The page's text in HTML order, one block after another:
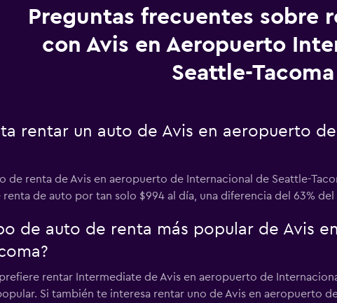
Preguntas frecuentes sobre
con Avis en Aeropuerto
Seattle-Tacoma
rentar un auto de Avis en aeropuerto
de renta de Avis en aeropuerto de Internacional de Seattle-
de auto por tan solo $994 al día, una diferencia del 63%
de auto de renta más popular de Avis
prefiere rentar Intermediate de Avis en aeropuerto de
Si también te interesa rentar uno de Avis en aeropuerto